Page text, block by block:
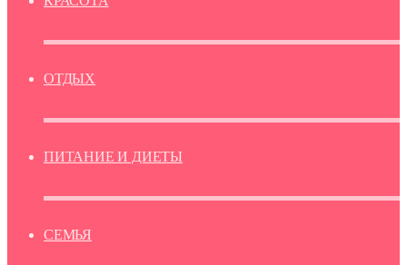
ОТДЫХ
ПИТАНИЕ И ДИЕТЫ
СЕМЬЯ